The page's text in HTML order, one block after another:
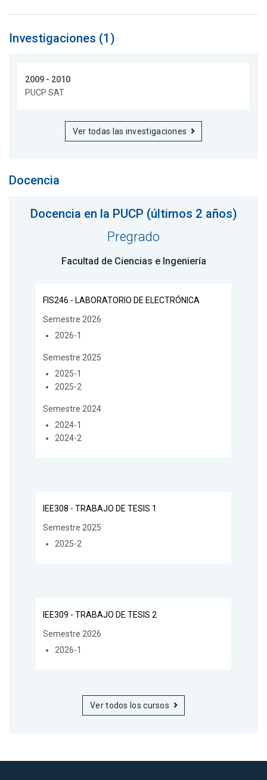
Investigaciones (1)
2009 - 2010
PUCP SAT
Ver todas las investigaciones
Docencia
Docencia en la PUCP (últimos 2 años)
Pregrado
Facultad de Ciencias e Ingeniería
FIS246 - LABORATORIO DE ELECTRÓNICA
Semestre 2026
2026-1
Semestre 2025
2025-1
2025-2
Semestre 2024
2024-1
2024-2
IEE308 - TRABAJO DE TESIS 1
Semestre 2025
2025-2
IEE309 - TRABAJO DE TESIS 2
Semestre 2026
2026-1
Ver todos los cursos